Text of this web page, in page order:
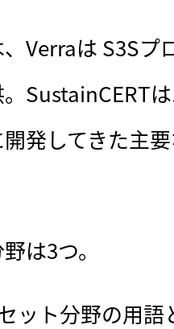
Verraは S3Sプ
SustainCERT
発してきた主
は3つ。
ット分野の用